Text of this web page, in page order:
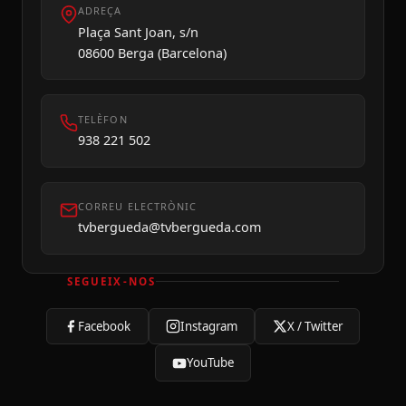
ADREÇA
Plaça Sant Joan, s/n
08600 Berga (Barcelona)
TELÈFON
938 221 502
CORREU ELECTRÒNIC
tvbergueda@tvbergueda.com
SEGUEIX-NOS
Facebook Instagram X / Twitter
YouTube